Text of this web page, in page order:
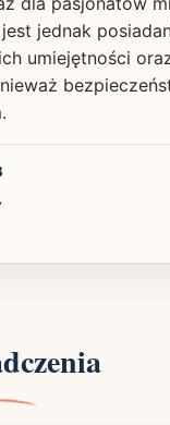
jednak
umiejętności